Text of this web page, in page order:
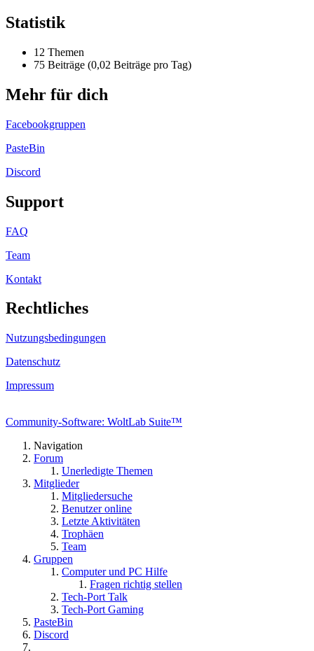
Statistik
12 Themen
75 Beiträge (0,02 Beiträge pro Tag)
Mehr für dich
Facebookgruppen
PasteBin
Discord
Support
FAQ
Team
Kontakt
Rechtliches
Nutzungsbedingungen
Datenschutz
Impressum
Community-Software: WoltLab Suite™
Navigation
Forum
Unerledigte Themen
Mitglieder
Mitgliedersuche
Benutzer online
Letzte Aktivitäten
Trophäen
Team
Gruppen
Computer und PC Hilfe
Fragen richtig stellen
Tech-Port Talk
Tech-Port Gaming
PasteBin
Discord